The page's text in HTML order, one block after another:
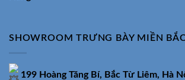
SHOWROOM TRƯNG BÀY MIỀN
199 Hoàng Tăng Bí, Bắc Từ Liêm, Hà